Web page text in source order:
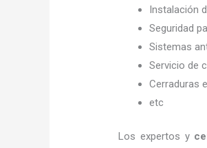
Instalación
Seguridad
Sistemas
Servicio de
Cerraduras
etc
Los expertos y